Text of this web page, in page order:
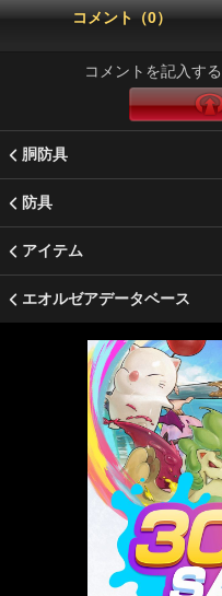
コメント（0）
コメントを記入す
胴防具
防具
アイテム
エオルゼアデータベース